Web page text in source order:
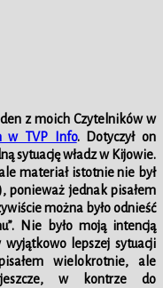
z moich Czytelników w
w TVP Info. Dotyczył on
sytuację władz w Kijowie.
materiał istotnie nie był
ponieważ jednak pisałem
można było odnieść
Nie było moją intencją
lepszej sytuacji
wielokrotnie, ale
w kontrze do